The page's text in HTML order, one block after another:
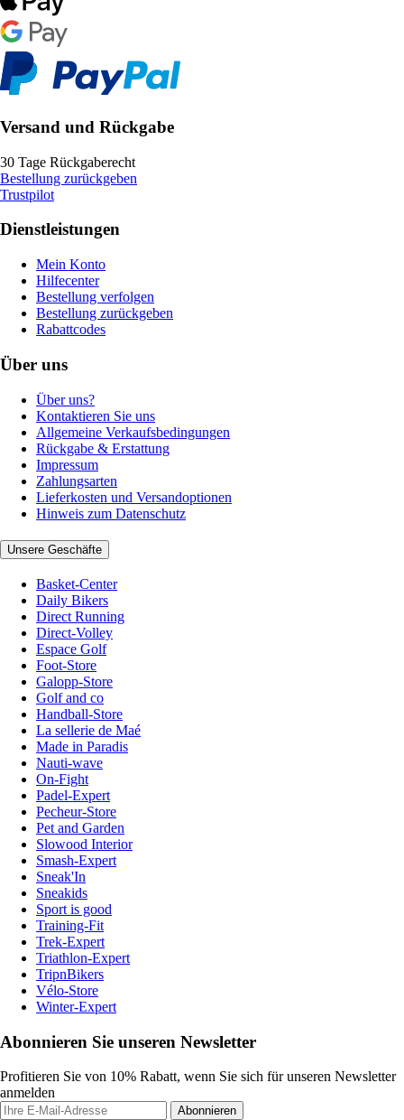
Versand und Rückgabe
30 Tage Rückgaberecht
Bestellung zurückgeben
Trustpilot
Dienstleistungen
Mein Konto
Hilfecenter
Bestellung verfolgen
Bestellung zurückgeben
Rabattcodes
Über uns
Über uns?
Kontaktieren Sie uns
Allgemeine Verkaufsbedingungen
Rückgabe & Erstattung
Impressum
Zahlungsarten
Lieferkosten und Versandoptionen
Hinweis zum Datenschutz
Unsere Geschäfte
Basket-Center
Daily Bikers
Direct Running
Direct-Volley
Espace Golf
Foot-Store
Galopp-Store
Golf and co
Handball-Store
La sellerie de Maé
Made in Paradis
Nauti-wave
On-Fight
Padel-Expert
Pecheur-Store
Pet and Garden
Slowood Interior
Smash-Expert
Sneak'In
Sneakids
Sport is good
Training-Fit
Trek-Expert
Triathlon-Expert
TripnBikers
Vélo-Store
Winter-Expert
Abonnieren Sie unseren Newsletter
Profitieren Sie von 10% Rabatt, wenn Sie sich für unseren Newsletter
anmelden
Abonnieren